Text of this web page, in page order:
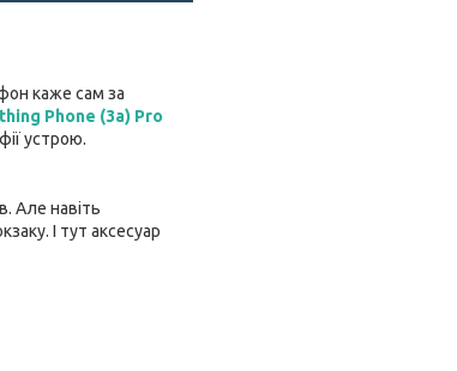
каже сам за
Phone (3a) Pro
устрою.
Але навіть
І тут аксесуар